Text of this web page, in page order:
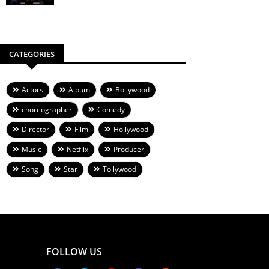
CATEGORIES
Actors Album
Bollywood
choreographer
Comedy
Director
Film
Hollywood
Music
Netflix
Producer
Song
Star Tollywood
FOLLOW US